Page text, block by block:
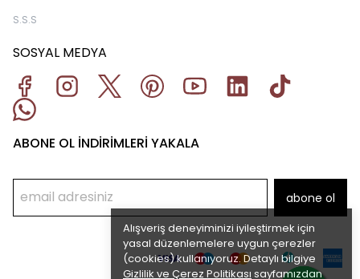
Alışveriş deneyiminizi iyileştirmek için
yasal düzenlemelere uygun çerezler
(cookies) kullanıyoruz. Detaylı bilgiye
Gizlilik ve Çerez Politikası sayfamızdan
S.S.S
SOSYAL MEDYA
ABONE OL İNDİRİMLERİ YAKALA
abone ol